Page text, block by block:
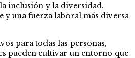
inclusión y la diversidad.
y una fuerza laboral más diversa
para todas las personas,
pueden cultivar un entorno que